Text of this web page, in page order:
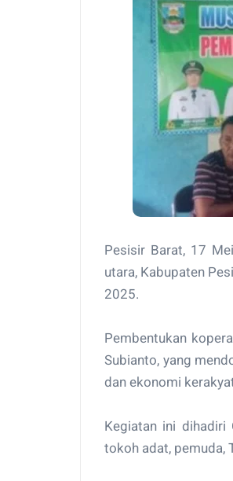
Pesisir Barat, 17
utara, Kabupaten
2025.
Pembentukan
Subianto, yang
dan ekonomi
Kegiatan ini dihadiri
tokoh adat, pemuda,